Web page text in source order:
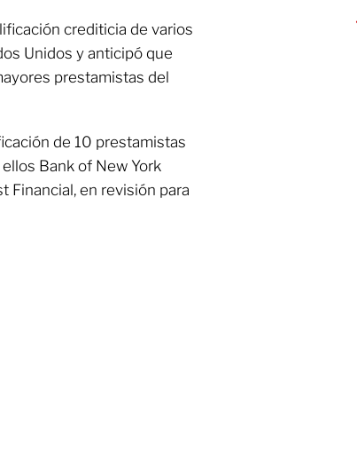
crediticia de varios
Unidos y anticipó que
prestamistas del
de 10 prestamistas
Bank of New York
Financial, en revisión para